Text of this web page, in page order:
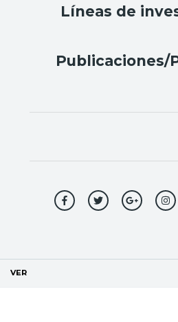
Líneas de
Publicaciones/
VER